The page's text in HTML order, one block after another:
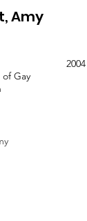
Amy
Gay
2004